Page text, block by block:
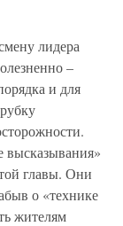
лидера
–
и для
высказывания»
главы. Они
о «технике
жителям